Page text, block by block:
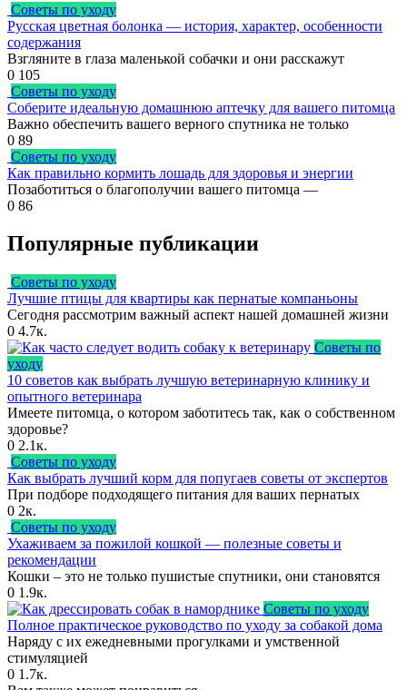
Советы по уходу
Русская цветная болонка — история, характер, особенности
содержания
Взгляните в глаза маленькой собачки и они расскажут
0 105
Советы по уходу
Соберите идеальную домашнюю аптечку для вашего питомца
Важно обеспечить вашего верного спутника не только
0 89
Советы по уходу
Как правильно кормить лошадь для здоровья и энергии
Позаботиться о благополучии вашего питомца —
0 86
Популярные публикации
Советы по уходу
Лучшие птицы для квартиры как пернатые компаньоны
Сегодня рассмотрим важный аспект нашей домашней жизни
0 4.7к.
Советы по
уходу
10 советов как выбрать лучшую ветеринарную клинику и
опытного ветеринара
Имеете питомца, о котором заботитесь так, как о собственном
здоровье?
0 2.1к.
Советы по уходу
Как выбрать лучший корм для попугаев советы от экспертов
При подборе подходящего питания для ваших пернатых
0 2к.
Советы по уходу
Ухаживаем за пожилой кошкой — полезные советы и
рекомендации
Кошки – это не только пушистые спутники, они становятся
0 1.9к.
Советы по уходу
Полное практическое руководство по уходу за собакой дома
Наряду с их ежедневными прогулками и умственной
стимуляцией
0 1.7к.